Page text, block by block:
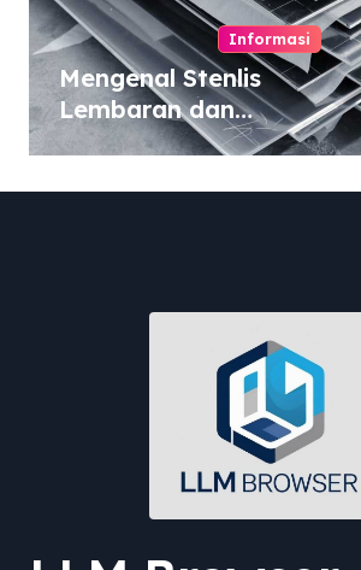
Informasi
Mengenal Stenlis
Lembaran dan
Komposisinya